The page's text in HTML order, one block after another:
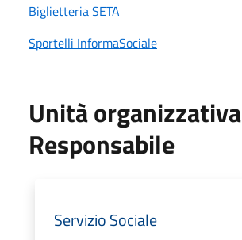
Biglietteria SETA
Sportelli InformaSociale
Unità organizzativa
Responsabile
Servizio Sociale